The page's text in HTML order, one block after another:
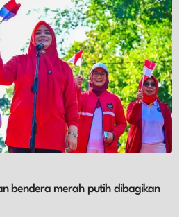
bendera merah putih dibagikan